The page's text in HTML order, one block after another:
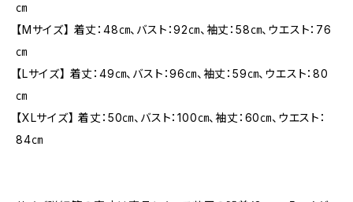
㎝
【Mサイズ】 着丈：48㎝、バスト：92㎝、袖丈：58㎝、ウエスト：76
㎝
【Lサイズ】 着丈：49㎝、バスト：96㎝、袖丈：59㎝、ウエスト：80
㎝
【XLサイズ】 着丈：50㎝、バスト：100㎝、袖丈：60㎝、ウエスト：
84㎝